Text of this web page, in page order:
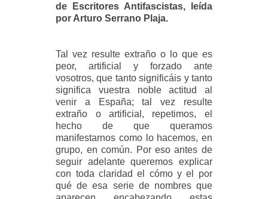
de Escritores Antifascistas, leída
por Arturo Serrano Plaja.
Tal vez resulte extraño o lo que es
peor, artificial y forzado ante
vosotros, que tanto significáis y tanto
significa vuestra noble actitud al
venir a España; tal vez resulte
extraño o artificial, repetimos, el
hecho de que queramos
manifestarnos como lo hacemos, en
grupo, en común. Por eso antes de
seguir adelante queremos explicar
con toda claridad el cómo y el por
qué de esa serie de nombres que